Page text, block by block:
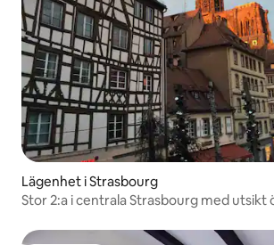
Lägenhet i Strasbourg
Stor 2:a i centrala Strasbourg med utsikt